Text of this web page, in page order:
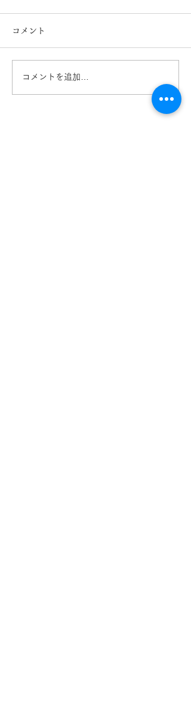
ラインアート新商品のご
案内 XL1843 きくちメガ
コメント
コメントを追加…